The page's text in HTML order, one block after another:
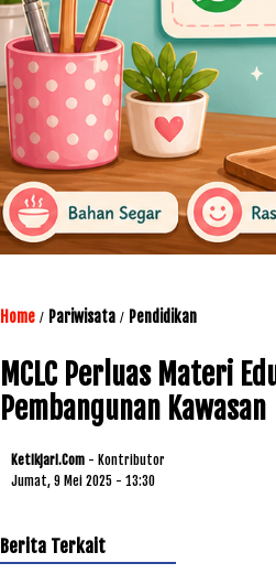
Home / Pariwisata / Pendidikan
MCLC Perluas Materi
Pembangunan Kawasan
Ketikjari.com - Kontributor
Jumat, 9 Mei 2025 - 13:30
Berita Terkait